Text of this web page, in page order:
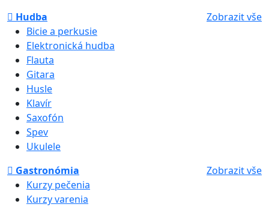
Hudba
Zobrazit vše
Bicie a perkusie
Elektronická hudba
Flauta
Gitara
Husle
Klavír
Saxofón
Spev
Ukulele
Gastronómia
Zobrazit vše
Kurzy pečenia
Kurzy varenia